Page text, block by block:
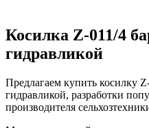
Косилка Z-011/4
гидравликой
Предлагаем купить косилку
гидравликой, разработки
производителя